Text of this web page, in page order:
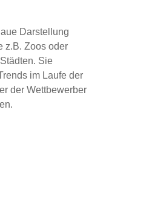
Darstellung
z.B. Zoos oder
Sie
im Laufe der
der Wettbewerber